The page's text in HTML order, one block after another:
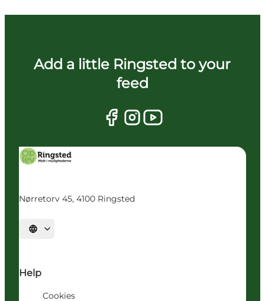
Add a little Ringsted to your
feed
Nørretorv 45, 4100 Ringsted
Vælg sprog
Help
Cookies